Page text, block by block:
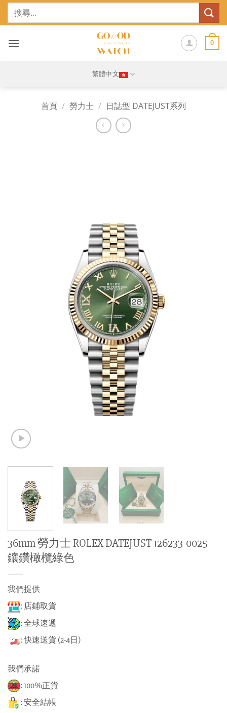
Skip
鍵
0
繁體中文
首頁 / 勞力士 / 日誌型 DATEJUST系列
36mm 勞力士 ROLEX DATEJUST 126233-0025
鑲鑽橄欖綠色
我們提供
: 店鋪取貨
: 全球速遞
: 快速送貨 (2-4日)
我們承諾
: 100%正貨
: 安全結帳